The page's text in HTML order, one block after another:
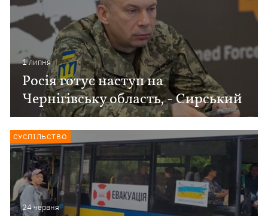
1 липня
Росія готує наступ на
Чернігівську область, - Сирський
24 червня
СУСПІЛЬСТВО